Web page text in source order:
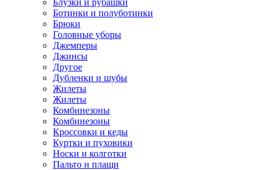
Ботинки и полуботинки
Брюки
Головные уборы
Джемперы
Джинсы
Другое
Дубленки и шубы
Жилеты
Жилеты
Комбинезоны
Комбинезоны
Кроссовки и кеды
Куртки и пуховики
Носки и колготки
Пальто и плащи